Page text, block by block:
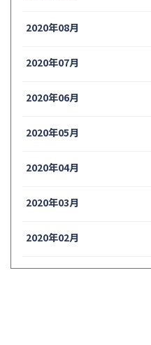
2020年08月
2020年07月
2020年06月
2020年05月
2020年04月
2020年03月
2020年02月